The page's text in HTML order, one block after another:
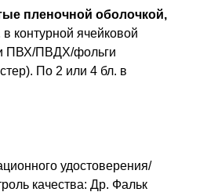
пленочной оболочкой,
контурной ячейковой
ПВХ/ПВДХ/фольги
По 2 или 4 бл. в
удостоверения/
качества: Др. Фальк